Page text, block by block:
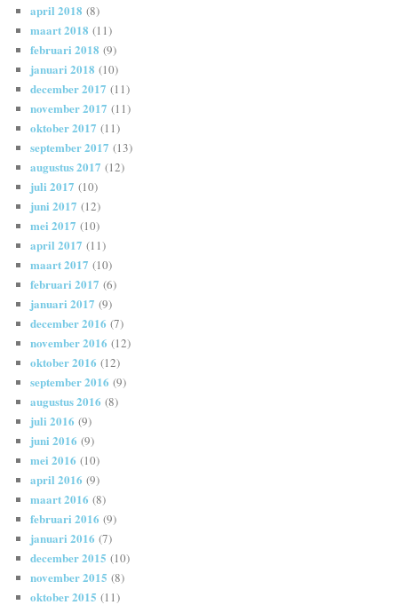
april 2018 (8)
maart 2018 (11)
februari 2018 (9)
januari 2018 (10)
december 2017 (11)
november 2017 (11)
oktober 2017 (11)
september 2017 (13)
augustus 2017 (12)
juli 2017 (10)
juni 2017 (12)
mei 2017 (10)
april 2017 (11)
maart 2017 (10)
februari 2017 (6)
januari 2017 (9)
december 2016 (7)
november 2016 (12)
oktober 2016 (12)
september 2016 (9)
augustus 2016 (8)
juli 2016 (9)
juni 2016 (9)
mei 2016 (10)
april 2016 (9)
maart 2016 (8)
februari 2016 (9)
januari 2016 (7)
december 2015 (10)
november 2015 (8)
oktober 2015 (11)